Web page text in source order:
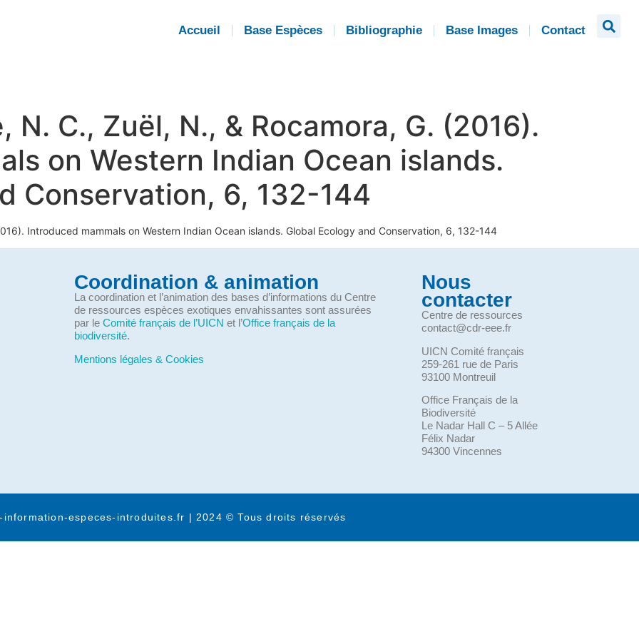
Accueil Base Espèces Bibliographie Base Images Contact
N. C., Zuël, N., & Rocamora, G. (2016).
on Western Indian Ocean islands.
Conservation, 6, 132-144
Introduced mammals on Western Indian Ocean islands. Global Ecology and Conservation, 6, 132-144
Coordination & animation
La coordination et l’animation des bases d’informations du Centre
de ressources espèces exotiques envahissantes sont assurées
par le Comité français de l’UICN et l’Office français de la
biodiversité.
Mentions légales & Cookies
Nous
contacter
Centre de ressources
contact@cdr-eee.fr
UICN Comité français
259-261 rue de Paris
93100 Montreuil
Office Français de la
Biodiversité
Le Nadar Hall C – 5 Allée
Félix Nadar
94300 Vincennes
information-especes-introduites.fr | 2024 © Tous droits réservés